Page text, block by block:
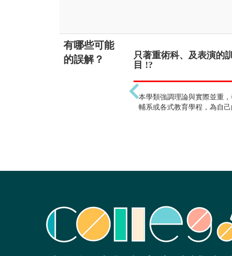
有哪些可能
的誤解？
只著重術科、及表演的
目 !?
本學類強調理論與實際並重
輔系或各式教育學程，為自己